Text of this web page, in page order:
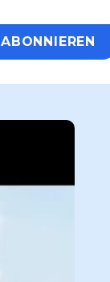
ABONNIEREN